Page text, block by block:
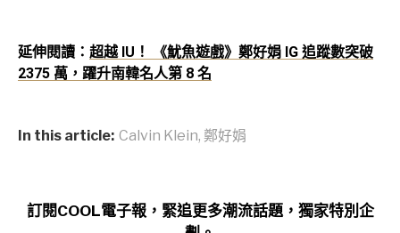
延伸閱讀： 超越 IU！ 《魷魚遊戲》鄭好娟 IG 追蹤數突破
2375 萬，躍升南韓名人第 8 名
In this article: Calvin Klein, 鄭好娟
訂閱COOL電子報，緊追更多潮流話題，獨家特別企